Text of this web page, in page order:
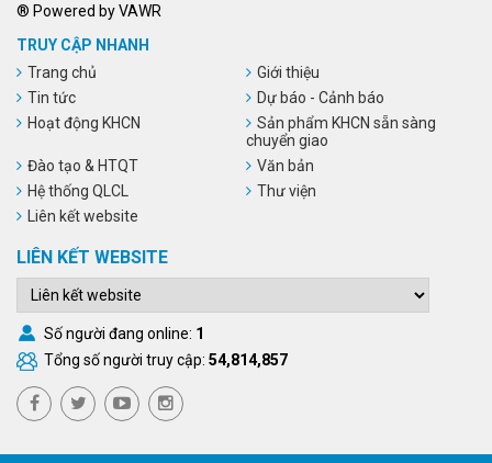
® Powered by VAWR
TRUY CẬP NHANH
Trang chủ
Giới thiệu
Tin tức
Dự báo - Cảnh báo
Hoạt động KHCN
Sản phẩm KHCN sẵn sàng
chuyển giao
Đào tạo & HTQT
Văn bản
Hệ thống QLCL
Thư viện
Liên kết website
LIÊN KẾT WEBSITE
Số người đang online: 1
Tổng số người truy cập: 54,814,857